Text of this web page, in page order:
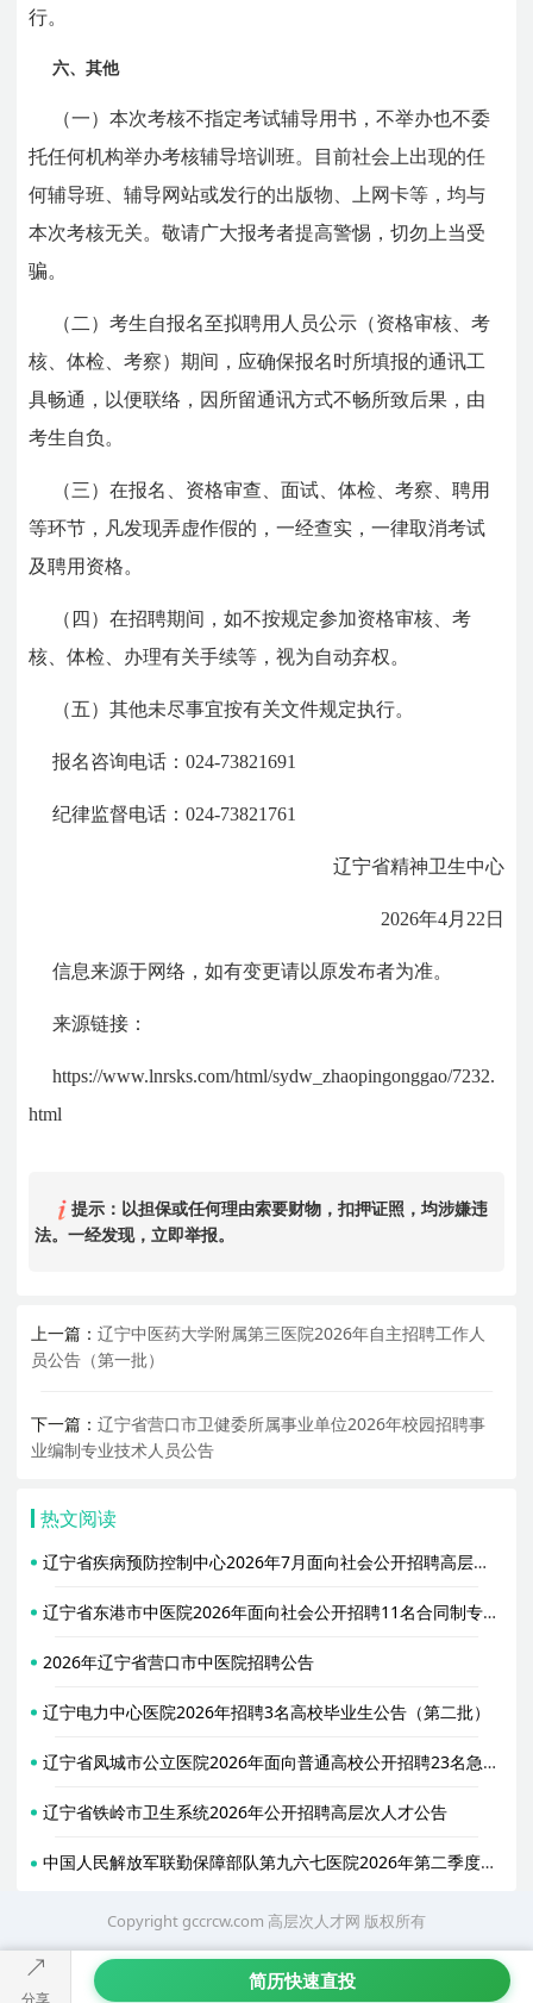
行。
六、其他
（一）本次考核不指定考试辅导用书，不举办也不委
托任何机构举办考核辅导培训班。目前社会上出现的任
何辅导班、辅导网站或发行的出版物、上网卡等，均与
本次考核无关。敬请广大报考者提高警惕，切勿上当受
骗。
（二）考生自报名至拟聘用人员公示（资格审核、考
核、体检、考察）期间，应确保报名时所填报的通讯工
具畅通，以便联络，因所留通讯方式不畅所致后果，由
考生自负。
（三）在报名、资格审查、面试、体检、考察、聘用
等环节，凡发现弄虚作假的，一经查实，一律取消考试
及聘用资格。
（四）在招聘期间，如不按规定参加资格审核、考
核、体检、办理有关手续等，视为自动弃权。
（五）其他未尽事宜按有关文件规定执行。
报名咨询电话：024-73821691
纪律监督电话：024-73821761
辽宁省精神卫生中心
2026年4月22日
信息来源于网络，如有变更请以原发布者为准。
来源链接：
https://www.lnrsks.com/html/sydw_zhaopingonggao/7232.
html
提示：以担保或任何理由索要财物，扣押证照，均涉嫌违
法。一经发现，立即举报。
上一篇：辽宁中医药大学附属第三医院2026年自主招聘工作人
员公告（第一批）
下一篇：辽宁省营口市卫健委所属事业单位2026年校园招聘事
业编制专业技术人员公告
热文阅读
辽宁省疾病预防控制中心2026年7月面向社会公开招聘高层次和急需紧缺人才公告
辽宁省东港市中医院2026年面向社会公开招聘11名合同制专业技术人员公告
2026年辽宁省营口市中医院招聘公告
辽宁电力中心医院2026年招聘3名高校毕业生公告（第二批）
辽宁省凤城市公立医院2026年面向普通高校公开招聘23名急需紧缺人才公告
辽宁省铁岭市卫生系统2026年公开招聘高层次人才公告
中国人民解放军联勤保障部队第九六七医院2026年第二季度招聘社会工作人员公告
分享
简历快速直投
Copyright gccrcw.com 高层次人才网 版权所有